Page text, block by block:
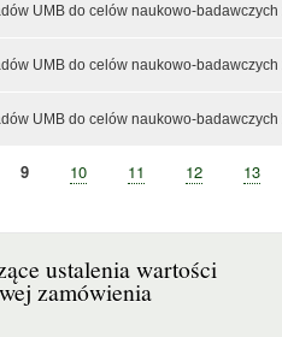
UMB do celów naukowo-badawczych
UMB do celów naukowo-badawczych
UMB do celów naukowo-badawczych
Bieżąca
9 Strona
10 Strona
11 Strona
12 13
ustalenia wartości
zamówienia